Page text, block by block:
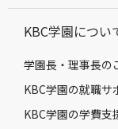
KBC学園につい
学園長・理事長の
KBC学園の就職サ
KBC学園の学費支